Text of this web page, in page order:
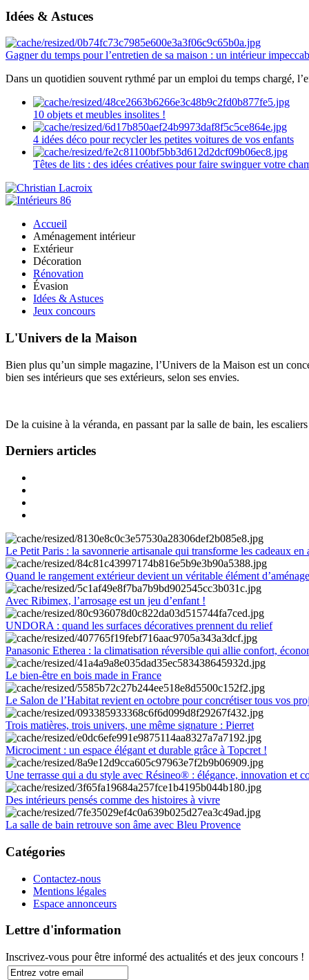
Idées & Astuces
Gagner du temps pour l’entretien de sa maison : un intérieur
Dans un quotidien souvent rythmé par un emploi du temps chargé,
10 objets et meubles insolites !
4 idées déco pour recycler les petites voitures de vos enfants
Têtes de lits : des idées créatives pour faire swinguer votre
Accueil
Aménagement intérieur
Extérieur
Décoration
Rénovation
Évasion
Idées & Astuces
Jeux concours
L'Univers de la Maison
Bien plus qu’un simple magazine, l’Univers de la Maison est un
bien ses intérieurs que ses extérieurs, selon ses envies.
De la cuisine à la véranda, en passant par la salle de bain, les
Derniers articles
Le Petit Paris : la savonnerie artisanale qui transforme les cadeaux en
Quand le rangement extérieur devient un véritable élément
Avec Ribimex, l’arrosage est un jeu d’enfant !
UNDORA : quand les surfaces décoratives prennent du relief
Panasonic Etherea : la climatisation réversible qui allie confort,
Le bien-être en bois made in France
Le Salon de l’Habitat revient en octobre pour concrétiser tous vos
Trois matières, trois univers, une même signature : Pierret
Microciment : un espace élégant et durable grâce à Topcret !
Une terrasse qui a du style avec Résineo® : élégance, innovation et
Des intérieurs pensés comme des histoires à vivre
La salle de bain retrouve son âme avec Bleu Provence
Catégories
Contactez-nous
Mentions légales
Espace annonceurs
Lettre d'information
Inscrivez-vous pour être informé des actualités et des jeux concours !